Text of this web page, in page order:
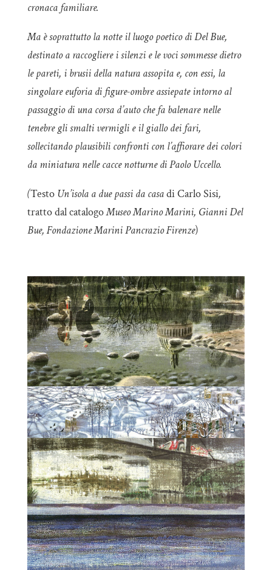
cronaca familiare.
Ma è soprattutto la notte il luogo poetico di Del Bue,
destinato a raccogliere i silenzi e le voci sommesse dietro
le pareti, i brusii della natura assopita e, con essi, la
singolare euforia di figure-ombre assiepate intorno al
passaggio di una corsa d’auto che fa balenare nelle
tenebre gli smalti vermigli e il giallo dei fari,
sollecitando plausibili confronti con l’affiorare dei colori
da miniatura nelle cacce notturne di Paolo Uccello.
(TestoUn’isola a due passi da casadi Carlo Sisi,
tratto dal catalogoMuseo Marino Marini, Gianni Del
Bue, Fondazione Marini Pancrazio Firenze)